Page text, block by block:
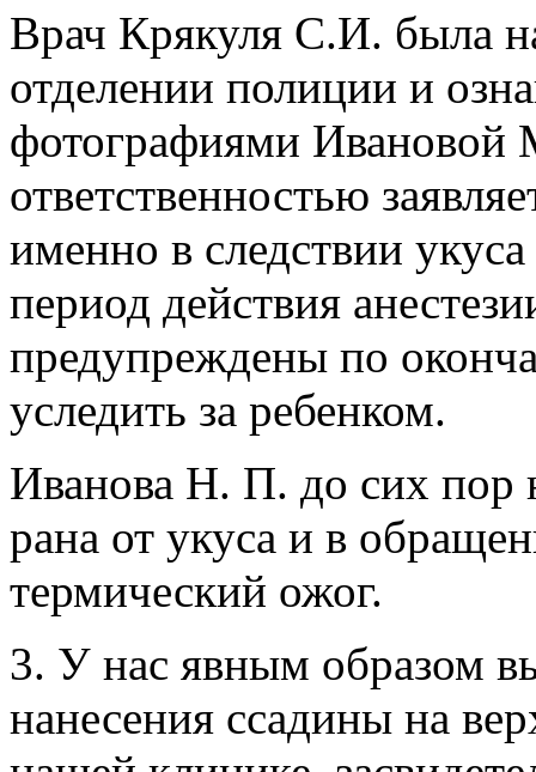
Врач Крякуля С.И. была
отделении полиции и
фотографиями Ивановой
ответственностью
именно в следствии
период действия
предупреждены по
уследить за ребенком.
Иванова Н. П. до сих пор
рана от укуса и в
термический ожог.
3. У нас явным образом
нанесения ссадины на